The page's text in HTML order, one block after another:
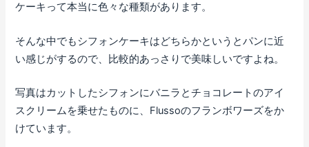
ケーキって本当に色々な種類があります。
そんな中でもシフォンケーキはどちらかというとパンに近
い感じがするので、比較的あっさりで美味しいですよね。
写真はカットしたシフォンにバニラとチョコレートのアイ
スクリームを乗せたものに、Flussoのフランボワーズをか
けています。